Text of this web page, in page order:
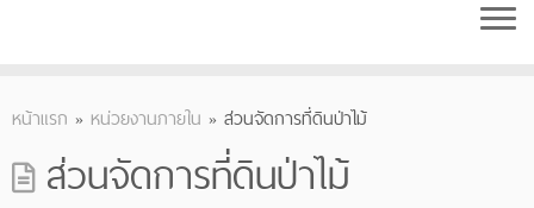
หน้าแรก » หน่วยงานภายใน » ส่วนจัดการที่ดินป่าไม้
ส่วนจัดการที่ดินป่าไม้